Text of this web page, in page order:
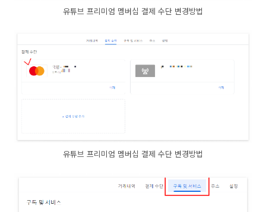
유튜브 프리미엄 멤버십 결제 수단 변경방법
유튜브 프리미엄 멤버십 결제 수단 변경방법